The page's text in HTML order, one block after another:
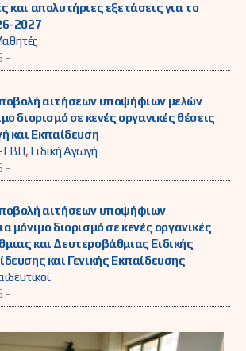
και απολυτήριες εξετάσεις για το
2027
-
αιτήσεων υποψήφιων μελών
διορισμό σε κενές οργανικές θέσεις
και Εκπαίδευση
ΕΒΠ, Ειδική Αγωγή
-
αιτήσεων υποψήφιων
μόνιμο διορισμό σε κενές οργανικές
και Δευτεροβάθμιας Ειδικής
και Γενικής Εκπαίδευσης
-